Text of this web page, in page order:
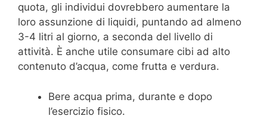
quota, gli individui dovrebbero aumentare la
loro assunzione di liquidi, puntando ad almeno
3-4 litri al giorno, a seconda del livello di
attività. È anche utile consumare cibi ad alto
contenuto d’acqua, come frutta e verdura.
Bere acqua prima, durante e dopo
l’esercizio fisico.